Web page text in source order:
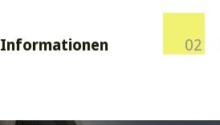
Informationen